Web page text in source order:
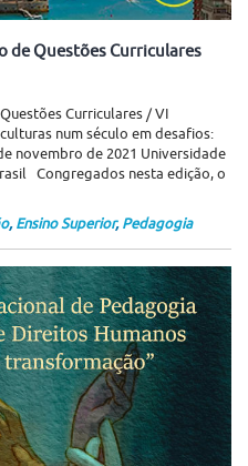
de Questões Curriculares
Curriculares / VI
num século em desafios:
novembro de 2021 Universidade
Congregados nesta edição, o
, Ensino Superior, Pedagogia